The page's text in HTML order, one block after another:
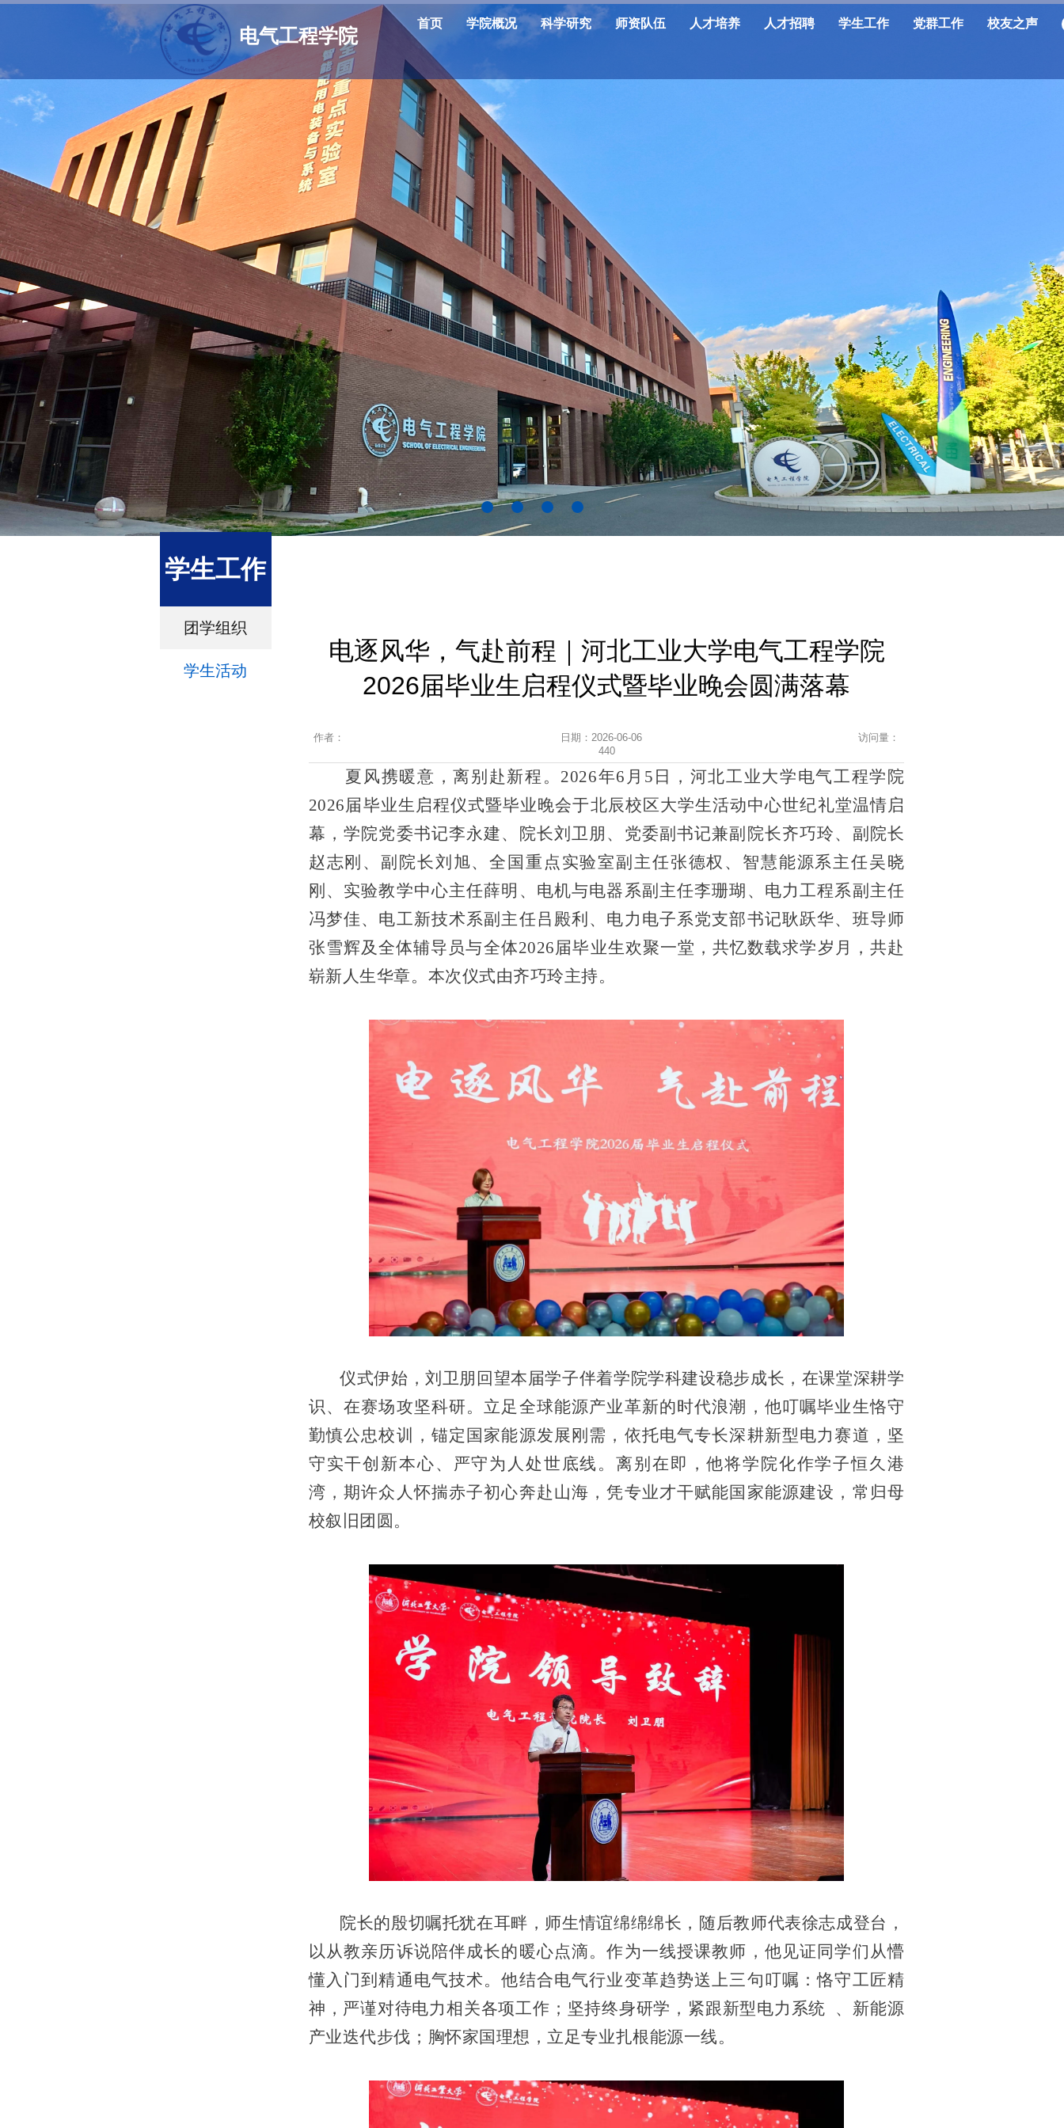
电气工程学院
首页 学院概况 科学研究 师资队伍 人才培养 人才招聘 学生工作 党群工作 校友之声
学生工作
团学组织
学生活动
电逐风华，气赴前程｜河北工业大学电气工程学院
2026届毕业生启程仪式暨毕业晚会圆满落幕
作者： 日期：2026-06-06
访问量：
440
夏风携暖意，离别赴新程。2026年6月5日，河北工业大学电气工程学院
2026届毕业生启程仪式暨毕业晚会于北辰校区大学生活动中心世纪礼堂温情启
幕，学院党委书记李永建、院长刘卫朋、党委副书记兼副院长齐巧玲、副院长
赵志刚、副院长刘旭、全国重点实验室副主任张德权、智慧能源系主任吴晓
刚、实验教学中心主任薛明、电机与电器系副主任李珊瑚、电力工程系副主任
冯梦佳、电工新技术系副主任吕殿利、电力电子系党支部书记耿跃华、班导师
张雪辉及全体辅导员与全体2026届毕业生欢聚一堂，共忆数载求学岁月，共赴
崭新人生华章。本次仪式由齐巧玲主持。
仪式伊始，刘卫朋回望本届学子伴着学院学科建设稳步成长，在课堂深耕学
识、在赛场攻坚科研。立足全球能源产业革新的时代浪潮，他叮嘱毕业生恪守
勤慎公忠校训，锚定国家能源发展刚需，依托电气专长深耕新型电力赛道，坚
守实干创新本心、严守为人处世底线。离别在即，他将学院化作学子恒久港
湾，期许众人怀揣赤子初心奔赴山海，凭专业才干赋能国家能源建设，常归母
校叙旧团圆。
院长的殷切嘱托犹在耳畔，师生情谊绵绵绵长，随后教师代表徐志成登台，
以从教亲历诉说陪伴成长的暖心点滴。作为一线授课教师，他见证同学们从懵
懂入门到精通电气技术。他结合电气行业变革趋势送上三句叮嘱：恪守工匠精
神，严谨对待电力相关各项工作；坚持终身研学，紧跟新型电力系统
、新能源
产业迭代步伐；胸怀家国理想，立足专业扎根能源一线。